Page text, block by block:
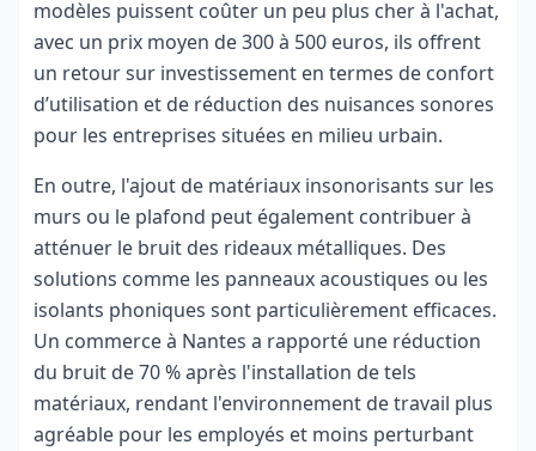
modèles puissent coûter un peu plus cher à l'achat,
avec un prix moyen de 300 à 500 euros, ils offrent
un retour sur investissement en termes de confort
d’utilisation et de réduction des nuisances sonores
pour les entreprises situées en milieu urbain.
En outre, l'ajout de matériaux insonorisants sur les
murs ou le plafond peut également contribuer à
atténuer le bruit des rideaux métalliques. Des
solutions comme les panneaux acoustiques ou les
isolants phoniques sont particulièrement efficaces.
Un commerce à Nantes a rapporté une réduction
du bruit de 70 % après l'installation de tels
matériaux, rendant l'environnement de travail plus
agréable pour les employés et moins perturbant